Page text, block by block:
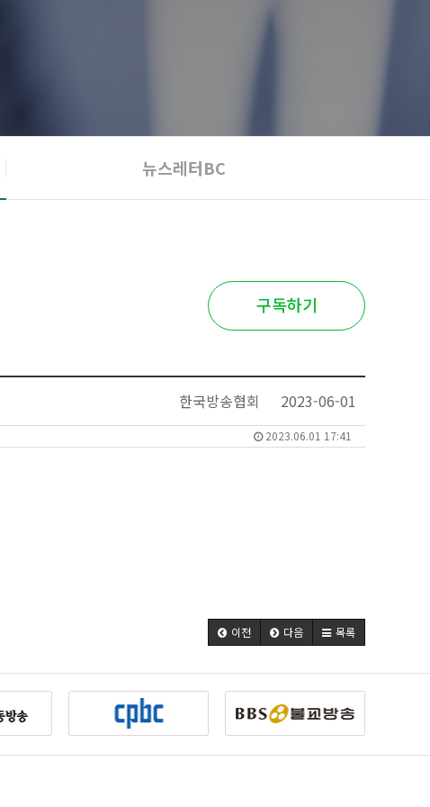
뉴스레터BC
구독하기
한국방송협회 2023-06-01
2023.06.01 17:41
이전 다음 목록